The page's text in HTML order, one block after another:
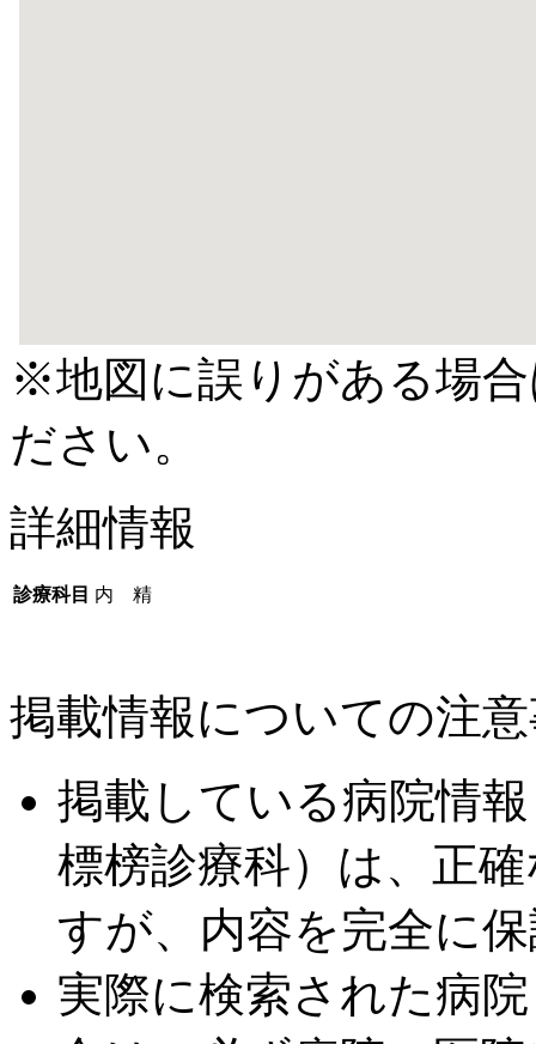
※地図に誤りがある場
ださい。
詳細情報
診療科目 内 精
掲載情報についての注
掲載している病院情
標榜診療科）は、正
すが、内容を完全に
実際に検索された病